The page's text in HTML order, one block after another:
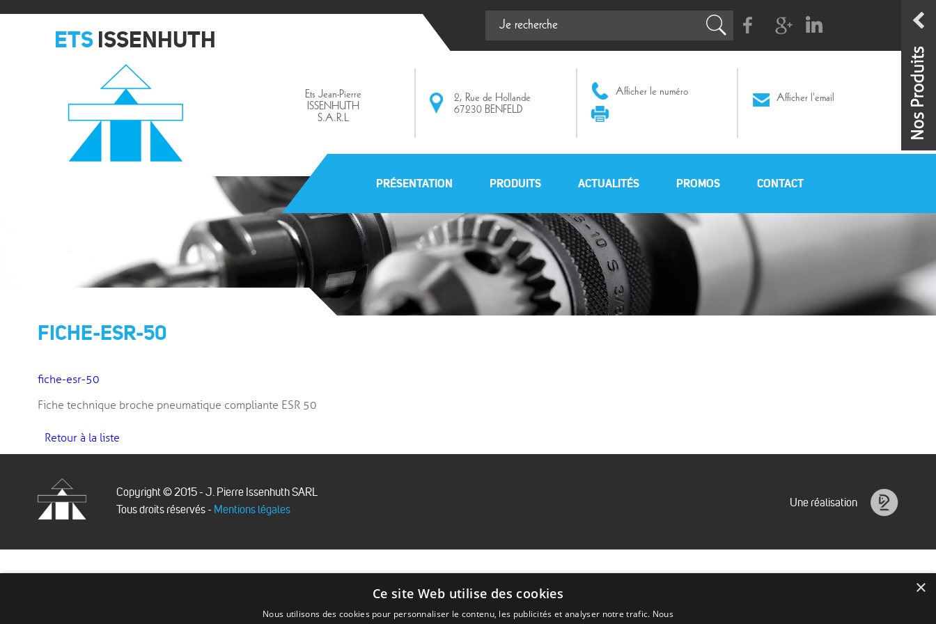
ETS ISSENHUTH Facebook
G+ Linkedin
Ets Jean-Pierre
ISSENHUTH
S.A.R.L
2, Rue de Hollande
67230 BENFELD
Afficher le numéro
Afficher l'email
PRÉSENTATION PRODUITS ACTUALITÉS PROMOS CONTACT
FICHE-ESR-50
fiche-esr-50
Fiche technique broche pneumatique compliante ESR 50
Retour à la liste
Copyright © 2015 - J. Pierre Issenhuth SARL
Tous droits réservés - Mentions légales
Une réalisation
×
Ce site Web utilise des cookies
Nous utilisons des cookies pour personnaliser le contenu, les publicités et analyser notre trafic. Nous